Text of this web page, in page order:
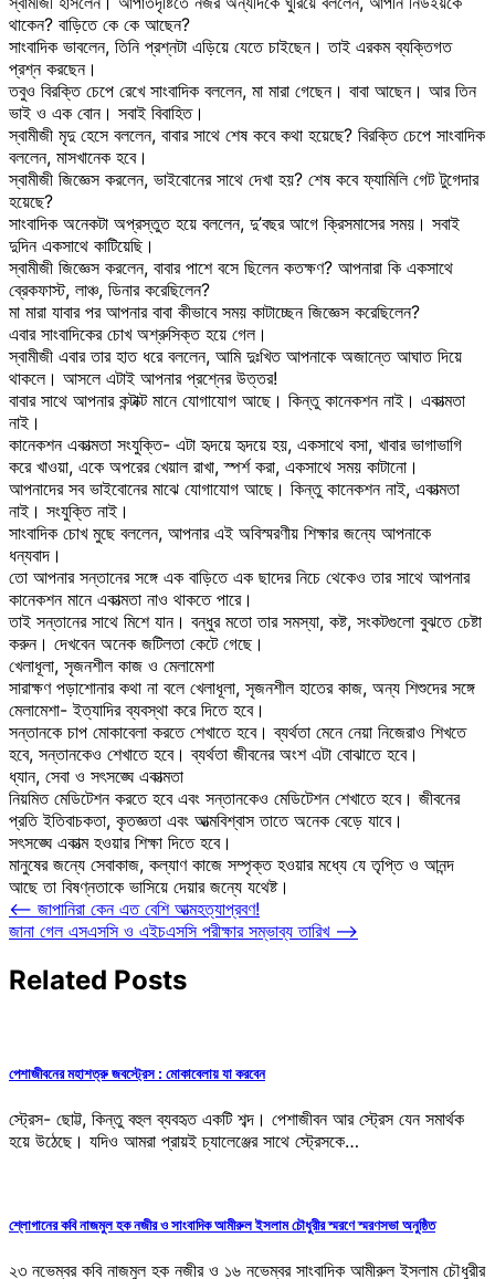
থাকেন? বাড়িতে কে কে আছেন?
সাংবাদিক ভাবলেন, তিনি প্রশ্নটা এড়িয়ে যেতে চাইছেন। তাই এরকম ব্যক্তিগত
প্রশ্ন করছেন।
তবুও বিরক্তি চেপে রেখে সাংবাদিক বললেন, মা মারা গেছেন। বাবা আছেন। আর তিন
ভাই ও এক বোন। সবাই বিবাহিত।
স্বামীজী মৃদু হেসে বললেন, বাবার সাথে শেষ কবে কথা হয়েছে? বিরক্তি চেপে সাংবাদিক
বললেন, মাসখানেক হবে।
স্বামীজী জিজ্ঞেস করলেন, ভাইবোনের সাথে দেখা হয়? শেষ কবে ফ্যামিলি গেট টুগেদার
হয়েছে?
সাংবাদিক অনেকটা অপ্রস্তুত হয়ে বললেন, দু’বছর আগে ক্রিসমাসের সময়। সবাই
দুদিন একসাথে কাটিয়েছি।
স্বামীজী জিজ্ঞেস করলেন, বাবার পাশে বসে ছিলেন কতক্ষণ? আপনারা কি একসাথে
ব্রেকফাস্ট, লাঞ্চ, ডিনার করেছিলেন?
মা মারা যাবার পর আপনার বাবা কীভাবে সময় কাটাচ্ছেন জিজ্ঞেস করেছিলেন?
এবার সাংবাদিকের চোখ অশ্রুসিক্ত হয়ে গেল।
স্বামীজী এবার তার হাত ধরে বললেন, আমি দুঃখিত আপনাকে অজান্তে আঘাত দিয়ে
থাকলে। আসলে এটাই আপনার প্রশ্নের উত্তর!
বাবার সাথে আপনার কন্টাক্ট মানে যোগাযোগ আছে। কিন্তু কানেকশন নাই। একাত্মতা
নাই।
কানেকশন একাত্মতা সংযুক্তি- এটা হৃদয়ে হৃদয়ে হয়, একসাথে বসা, খাবার ভাগাভাগি
করে খাওয়া, একে অপরের খেয়াল রাখা, স্পর্শ করা, একসাথে সময় কাটানো।
আপনাদের সব ভাইবোনের মাঝে যোগাযোগ আছে। কিন্তু কানেকশন নাই, একাত্মতা
নাই। সংযুক্তি নাই।
সাংবাদিক চোখ মুছে বললেন, আপনার এই অবিস্মরণীয় শিক্ষার জন্যে আপনাকে
ধন্যবাদ।
তো আপনার সন্তানের সঙ্গে এক বাড়িতে এক ছাদের নিচে থেকেও তার সাথে আপনার
কানেকশন মানে একাত্মতা নাও থাকতে পারে।
তাই সন্তানের সাথে মিশে যান। বন্ধুর মতো তার সমস্যা, কষ্ট, সংকটগুলো বুঝতে চেষ্টা
করুন। দেখবেন অনেক জটিলতা কেটে গেছে।
খেলাধূলা, সৃজনশীল কাজ ও মেলামেশা
সারাক্ষণ পড়াশোনার কথা না বলে খেলাধূলা, সৃজনশীল হাতের কাজ, অন্য শিশুদের সঙ্গে
মেলামেশা- ইত্যাদির ব্যবস্থা করে দিতে হবে।
সন্তানকে চাপ মোকাবেলা করতে শেখাতে হবে। ব্যর্থতা মেনে নেয়া নিজেরাও শিখতে
হবে, সন্তানকেও শেখাতে হবে। ব্যর্থতা জীবনের অংশ এটা বোঝাতে হবে।
ধ্যান, সেবা ও সৎসঙ্ঘে একাত্মতা
নিয়মিত মেডিটেশন করতে হবে এবং সন্তানকেও মেডিটেশন শেখাতে হবে। জীবনের
প্রতি ইতিবাচকতা, কৃতজ্ঞতা এবং আত্মবিশ্বাস তাতে অনেক বেড়ে যাবে।
সৎসঙ্ঘে একাত্ম হওয়ার শিক্ষা দিতে হবে।
মানুষের জন্যে সেবাকাজ, কল্যাণ কাজে সম্পৃক্ত হওয়ার মধ্যে যে তৃপ্তি ও আনন্দ
আছে তা বিষণ্নতাকে ভাসিয়ে দেয়ার জন্যে যথেষ্ট।
Post
navigation
⟵ জাপানিরা কেন এত বেশি আত্মহত্যাপ্রবণ!
জানা গেল এসএসসি ও এইচএসসি পরীক্ষার সম্ভাব্য তারিখ ⟶
Related Posts
পেশাজীবনের মহাশত্রু জবস্ট্রেস : মোকাবেলায় যা করবেন
স্ট্রেস- ছোট্ট, কিন্তু বহুল ব্যবহৃত একটি শব্দ। পেশাজীবন আর স্ট্রেস যেন সমার্থক
হয়ে উঠেছে। যদিও আমরা প্রায়ই চ্যালেঞ্জের সাথে স্ট্রেসকে…
শ্লোগানের কবি নাজমুল হক নজীর ও সাংবাদিক আমীরুল ইসলাম চৌধুরীর স্মরণে স্মরণসভা অনুষ্ঠিত
২৩ নভেম্বর কবি নাজমুল হক নজীর ও ১৬ নভেম্বর সাংবাদিক আমীরুল ইসলাম চৌধুরীর